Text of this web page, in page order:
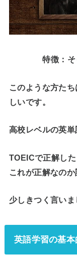
特徴：
このような方たち
しいです。
高校レベルの英単
TOEICで正解し
これが正解なのか
少しきつく言いま
英語学習の基